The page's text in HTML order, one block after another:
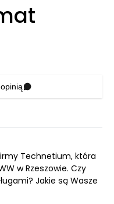
Technetium, która
w Rzeszowie. Czy
Jakie są Wasze